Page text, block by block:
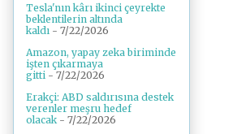
Tesla'nın kârı ikinci çeyrekte
beklentilerin altında
kaldı - 7/22/2026
Amazon, yapay zeka biriminde
işten çıkarmaya
gitti - 7/22/2026
Erakçi: ABD saldırısına destek
verenler meşru hedef
olacak - 7/22/2026